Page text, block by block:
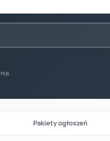
Pakiety ogłoszeń